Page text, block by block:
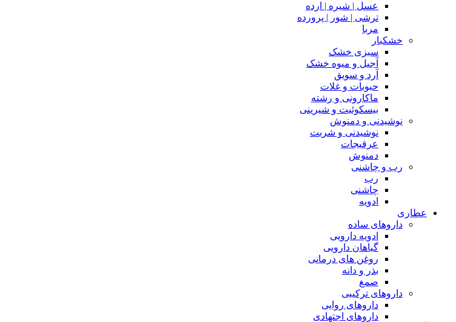
عسل | شیره | ارده
ترشی | شور | پرورده
مربا
خشکبار
سبزی خشک
آجیل و میوه خشک
آرد و سویق
حبوبات و غلات
ماکارونی و رشته
بیسکوئیت و شیرینی
نوشیدنی و دمنوش
نوشیدنی و شربت
عرقیجات
دمنوش
رب و چاشنی
رب
چاشنی
ادویه
عطاری
داروهای ساده
ادویه دارویی
گیاهان دارویی
روغن های درمانی
بذر و دانه
صمغ
داروهای ترکیبی
داروهای روایی
داروهای اجتهادی